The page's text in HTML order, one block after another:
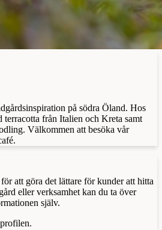
på södra Öland. Hos
från Italien och Kreta samt
Välkommen att besöka vår
att göra det lättare för kunder att hitta
eller verksamhet kan du ta över
själv.